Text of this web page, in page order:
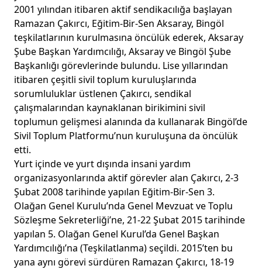
2001 yılından itibaren aktif sendikacılığa başlayan
Ramazan Çakırcı, Eğitim-Bir-Sen Aksaray, Bingöl
teşkilatlarının kurulmasına öncülük ederek, Aksaray
Şube Başkan Yardımcılığı, Aksaray ve Bingöl Şube
Başkanlığı görevlerinde bulundu. Lise yıllarından
itibaren çeşitli sivil toplum kuruluşlarında
sorumluluklar üstlenen Çakırcı, sendikal
çalışmalarından kaynaklanan birikimini sivil
toplumun gelişmesi alanında da kullanarak Bingöl’de
Sivil Toplum Platformu’nun kuruluşuna da öncülük
etti.
Yurt içinde ve yurt dışında insani yardım
organizasyonlarında aktif görevler alan Çakırcı, 2-3
Şubat 2008 tarihinde yapılan Eğitim-Bir-Sen 3.
Olağan Genel Kurulu’nda Genel Mevzuat ve Toplu
Sözleşme Sekreterliği’ne, 21-22 Şubat 2015 tarihinde
yapılan 5. Olağan Genel Kurul’da Genel Başkan
Yardımcılığı’na (Teşkilatlanma) seçildi. 2015’ten bu
yana aynı görevi sürdüren Ramazan Çakırcı, 18-19